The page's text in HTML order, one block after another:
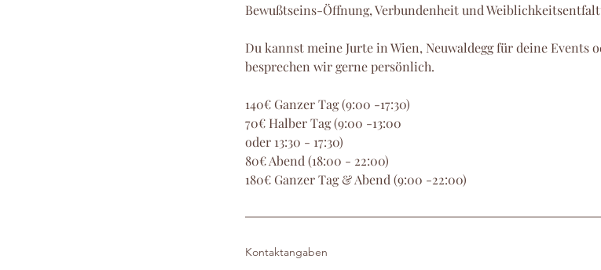
Bewußtseins-Öffnung, Verbundenheit und
Du kannst meine Jurte in Wien, Neuwaldegg für deine Events
besprechen wir gerne persönlich.
140€ Ganzer Tag (9:00 -17:30)
70€ Halber Tag (9:00 -13:00
oder 13:30 - 17:30)
80€ Abend (18:00 - 22:00)
180€ Ganzer Tag & Abend (9:00 -22:00)
Kontaktangaben